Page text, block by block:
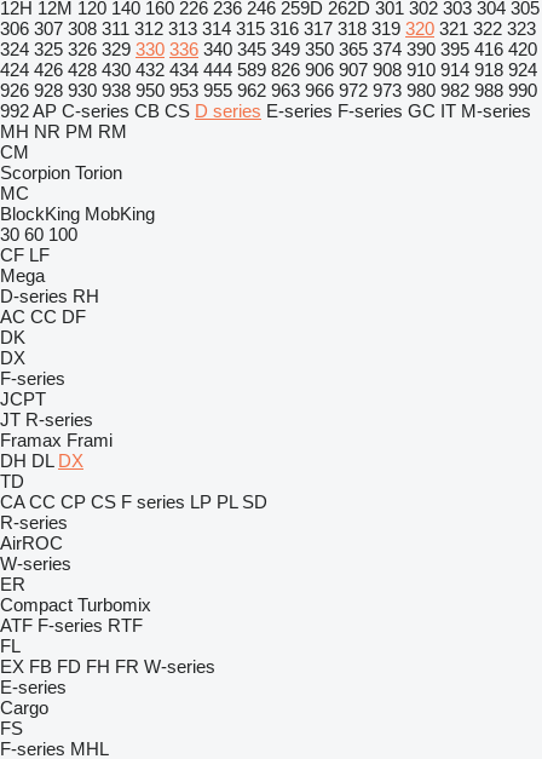
12H 12M 120 140 160 226 236 246 259D 262D 301 302 303 304 305
306 307 308 311 312 313 314 315 316 317 318 319 320 321 322 323
324 325 326 329 330 336 340 345 349 350 365 374 390 395 416 420
424 426 428 430 432 434 444 589 826 906 907 908 910 914 918 924
926 928 930 938 950 953 955 962 963 966 972 973 980 982 988 990
992AP C-series CB CS D series E-series F-series GC IT M-series
MH NR PM RM
CM
Scorpion Torion
MC
BlockKing MobKing
30 60 100
CF LF
Mega
D-series RH
AC CC DF
DK
DX
F-series
JCPT
JT R-series
Framax Frami
DH DL DX
TD
CA CC CP CS F series LP PL SD
R-series
AirROC
W-series
ER
Compact Turbomix
ATF F-series RTF
FL
EX FB FD FH FR W-series
E-series
Cargo
FS
F-series MHL